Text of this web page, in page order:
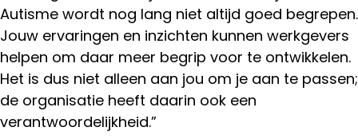
Autisme wordt nog lang niet altijd goed begrepen.
Jouw ervaringen en inzichten kunnen werkgevers
helpen om daar meer begrip voor te ontwikkelen.
Het is dus niet alleen aan jou om je aan te passen;
de organisatie heeft daarin ook een
verantwoordelijkheid.”